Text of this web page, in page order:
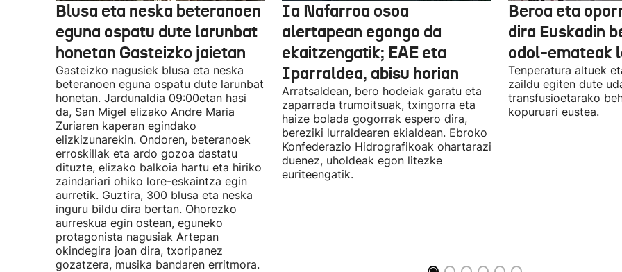
Blusa eta neska beteranoen
eguna ospatu dute larunbat
honetan Gasteizko jaietan
Gasteizko nagusiek blusa eta neska
beteranoen eguna ospatu dute larunbat
honetan. Jardunaldia 09:00etan hasi
da, San Migel elizako Andre Maria
Zuriaren kaperan egindako
elizkizunarekin. Ondoren, beteranoek
erroskillak eta ardo gozoa dastatu
dituzte, elizako balkoia hartu eta hiriko
zaindariari ohiko lore-eskaintza egin
aurretik. Guztira, 300 blusa eta neska
inguru bildu dira bertan. Ohorezko
aurreskua egin ostean, eguneko
protagonista nagusiak Artepan
okindegira joan dira, txoripanez
gozatzera, musika bandaren erritmora.
Ia Nafarroa osoa
alertapean egongo da
ekaitzengatik; EAE eta
Iparraldea, abisu horian
Arratsaldean, bero hodeiak garatu eta
zaparrada trumoitsuak, txingorra eta
haize bolada gogorrak espero dira,
bereziki lurraldearen ekialdean. Ebroko
Konfederazio Hidrografikoak ohartarazi
duenez, uholdeak egon litezke
euriteengatik.
Beroa eta
dira Euskadin
odol-emateak
Tenperatura altuek
zaildu egiten dute
transfusioetarako
kopuruari eustea.